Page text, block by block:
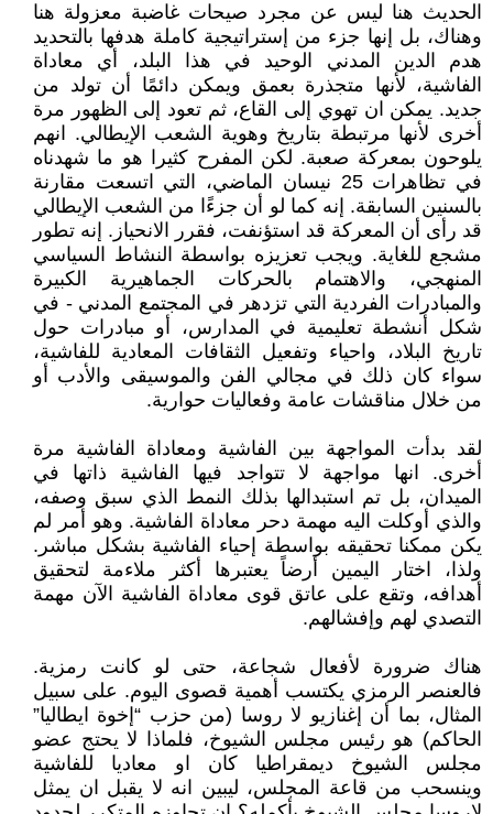
الحديث هنا ليس عن مجرد صيحات غاضبة معزولة هنا
وهناك، بل إنها جزء من إستراتيجية كاملة هدفها بالتحديد
هدم الدين المدني الوحيد في هذا البلد، أي معاداة
الفاشية، لأنها متجذرة بعمق ويمكن دائمًا أن تولد من
جديد. يمكن ان تهوي إلى القاع، ثم تعود إلى الظهور مرة
أخرى لأنها مرتبطة بتاريخ وهوية الشعب الإيطالي. انهم
يلوحون بمعركة صعبة. لكن المفرح كثيرا هو ما شهدناه
في تظاهرات 25 نيسان الماضي، التي اتسعت مقارنة
بالسنين السابقة. إنه كما لو أن جزءًا من الشعب الإيطالي
قد رأى أن المعركة قد استؤنفت، فقرر الانحياز. إنه تطور
مشجع للغاية. ويجب تعزيزه بواسطة النشاط السياسي
المنهجي، والاهتمام بالحركات الجماهيرية الكبيرة
والمبادرات الفردية التي تزدهر في المجتمع المدني - في
شكل أنشطة تعليمية في المدارس، أو مبادرات حول
تاريخ البلاد، واحياء وتفعيل الثقافات المعادية للفاشية،
سواء كان ذلك في مجالي الفن والموسيقى والأدب أو
من خلال مناقشات عامة وفعاليات حوارية.
لقد بدأت المواجهة بين الفاشية ومعاداة الفاشية مرة
أخرى. انها مواجهة لا تتواجد فيها الفاشية ذاتها في
الميدان، بل تم استبدالها بذلك النمط الذي سبق وصفه،
والذي أوكلت اليه مهمة دحر معاداة الفاشية. وهو أمر لم
يكن ممكنا تحقيقه بواسطة إحياء الفاشية بشكل مباشر.
ولذا، اختار اليمين أرضاً يعتبرها أكثر ملاءمة لتحقيق
أهدافه، وتقع على عاتق قوى معاداة الفاشية الآن مهمة
التصدي لهم وإفشالهم.
هناك ضرورة لأفعال شجاعة، حتى لو كانت رمزية.
فالعنصر الرمزي يكتسب أهمية قصوى اليوم. على سبيل
المثال، بما أن إغنازيو لا روسا (من حزب “إخوة ايطاليا”
الحاكم) هو رئيس مجلس الشيوخ، فلماذا لا يحتج عضو
مجلس الشيوخ ديمقراطيا كان او معاديا للفاشية
وينسحب من قاعة المجلس، ليبين انه لا يقبل ان يمثل